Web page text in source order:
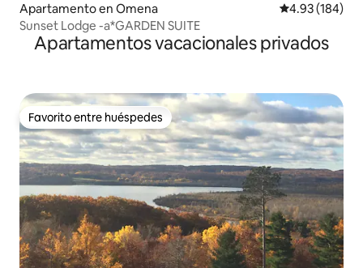
Apartamento en Omena Calificación
4.93 (184)
Sunset Lodge -a*GARDEN SUITE
Apartamentos vacacionales privados
Favorito entre huéspedes
Favorito entre huéspedes